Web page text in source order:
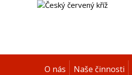
O nás Naše činnosti